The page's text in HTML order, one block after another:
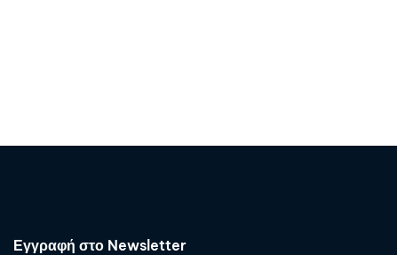
Εγγραφή στο Newsletter